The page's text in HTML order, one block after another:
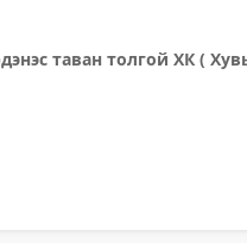
таван толгой ХК (